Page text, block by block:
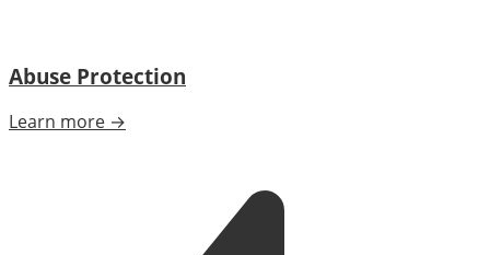
Abuse Protection
Learn more →